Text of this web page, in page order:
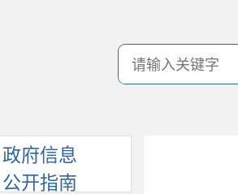
政府信息
公开指南